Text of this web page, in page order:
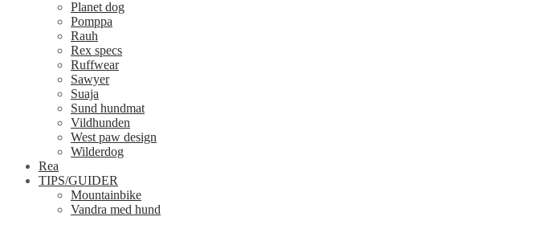
Planet dog
Pomppa
Rauh
Rex specs
Ruffwear
Sawyer
Suaja
Sund hundmat
Vildhunden
West paw design
Wilderdog
Rea
TIPS/GUIDER
Mountainbike
Vandra med hund